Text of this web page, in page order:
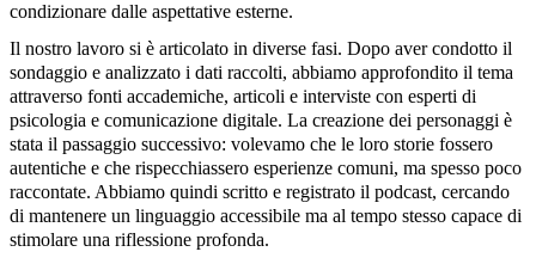
condizionare dalle aspettative esterne.
Il nostro lavoro si è articolato in diverse fasi. Dopo aver condotto il
sondaggio e analizzato i dati raccolti, abbiamo approfondito il tema
attraverso fonti accademiche, articoli e interviste con esperti di
psicologia e comunicazione digitale. La creazione dei personaggi è
stata il passaggio successivo: volevamo che le loro storie fossero
autentiche e che rispecchiassero esperienze comuni, ma spesso poco
raccontate. Abbiamo quindi scritto e registrato il podcast, cercando
di mantenere un linguaggio accessibile ma al tempo stesso capace di
stimolare una riflessione profonda.